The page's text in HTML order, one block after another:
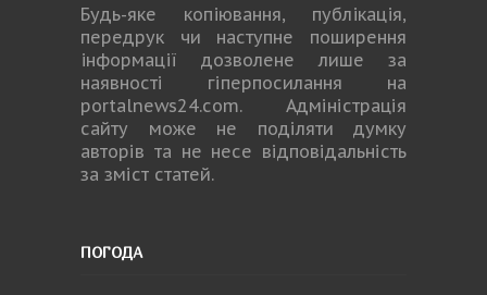
Будь-яке копiювання, публiкацiя,
передрук чи наступне поширення
iнформацiї дозволене лише за
наявності гіперпосилання на
portalnews24.com. Адміністрація
сайту може не поділяти думку
авторів та не несе відповідальність
за зміст статей.
ПОГОДА